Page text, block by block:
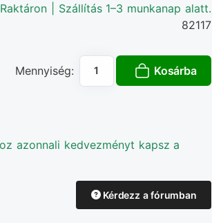
Raktáron | Szállítás 1–3 munkanap alatt.
82117
Mennyiség: Kosárba
azonnali kedvezményt kapsz a
Kérdezz a fórumban